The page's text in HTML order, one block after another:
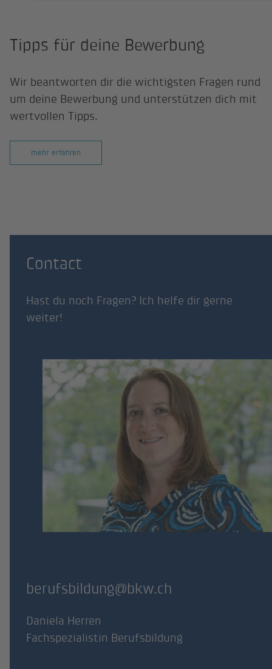
Tipps für deine Bewerbung
Wir beantworten dir die wichtigsten Fragen rund
um deine Bewerbung und unterstützen dich mit
wertvollen Tipps.
mehr erfahren
Contact
Hast du noch Fragen? Ich helfe dir gerne
weiter!
berufsbildung@bkw.ch
Daniela Herren
Fachspezialistin Berufsbildung